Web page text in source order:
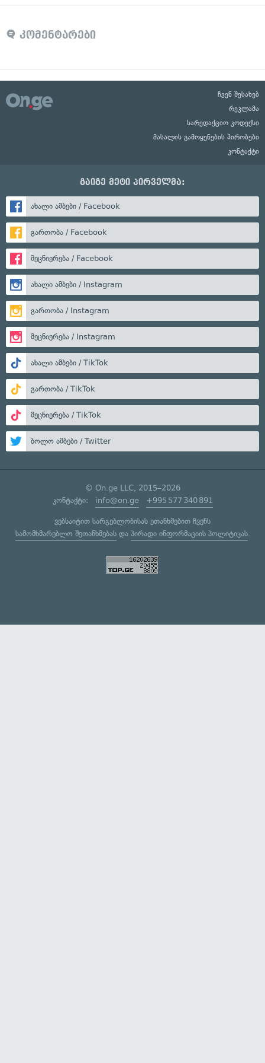
კომენტარები
ჩვენ შესახებ
რეკლამა
სარედაქციო კოდექსი
მასალის გამოყენების პირობები
კონტაქტი
გაიგე მეტი პირველმა:
ახალი ამბები / Facebook
გართობა / Facebook
მეცნიერება / Facebook
ახალი ამბები / Instagram
გართობა / Instagram
მეცნიერება / Instagram
ახალი ამბები / TikTok
გართობა / TikTok
მეცნიერება / TikTok
ბოლო ამბები / Twitter
© On.ge LLC, 2015–2026
კონტაქტი: info@on.ge +995 577 340 891
ვებსაიტით სარგებლობისას ეთანხმებით ჩვენს
სამომხმარებლო შეთანხმებასდა პირადი ინფორმაციის პოლიტიკას.